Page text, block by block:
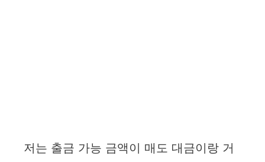
저는 출금 가능 금액이 매도 대금이랑 거